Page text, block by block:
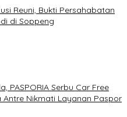
Reuni, Bukti Persahabatan
di Soppeng
PASPORIA Serbu Car Free
Antre Nikmati Layanan Paspor